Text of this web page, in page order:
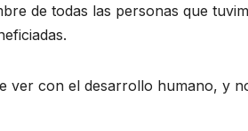
de todas las personas que
ver con el desarrollo humano, y